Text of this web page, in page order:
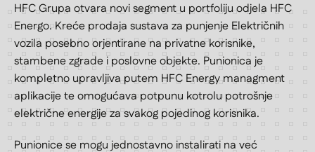
HFC Grupa otvara novi segment u portfoliju odjela HFC
Energo. Kreće prodaja sustava za punjenje Električnih
vozila posebno orjentirane na privatne korisnike,
stambene zgrade i poslovne objekte. Punionica je
kompletno upravljiva putem HFC Energy managment
aplikacije te omogućava potpunu kotrolu potrošnje
električne energije za svakog pojedinog korisnika.
Punionice se mogu jednostavno instalirati na već